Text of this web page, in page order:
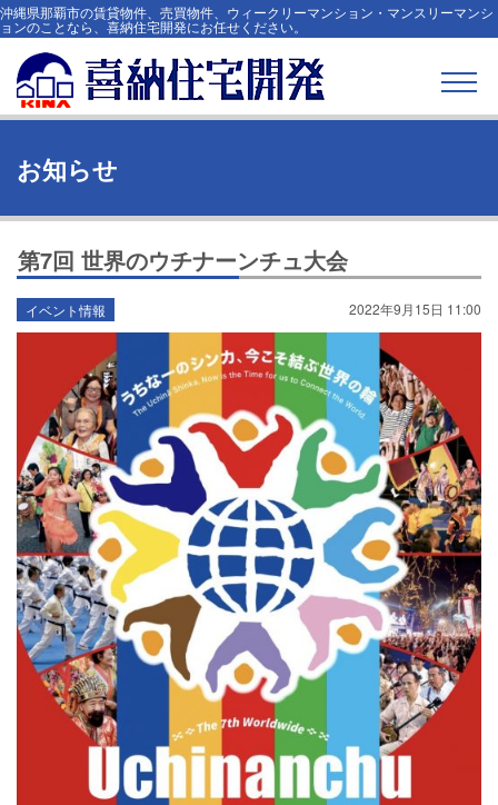
沖縄県那覇市の賃貸物件、売買物件、ウィークリーマンション・マンスリーマンシ
ョンのことなら、喜納住宅開発にお任せください。
お知らせ
第7回 世界のウチナーンチュ大会
イベント情報 2022年9月15日 11:00